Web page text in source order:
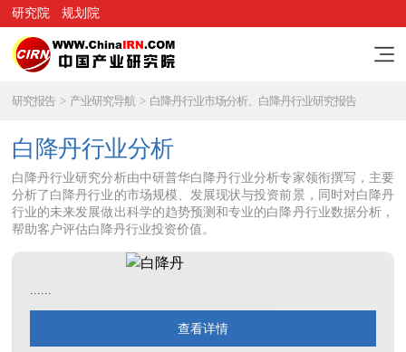
研究院 规划院
研究报告 > 产业研究导航 > 白降丹行业市场分析、白降丹行业研究报告
白降丹行业分析
白降丹行业研究分析由中研普华白降丹行业分析专家领衔撰写，主要
分析了白降丹行业的市场规模、发展现状与投资前景，同时对白降丹
行业的未来发展做出科学的趋势预测和专业的白降丹行业数据分析，
帮助客户评估白降丹行业投资价值。
......
查看详情